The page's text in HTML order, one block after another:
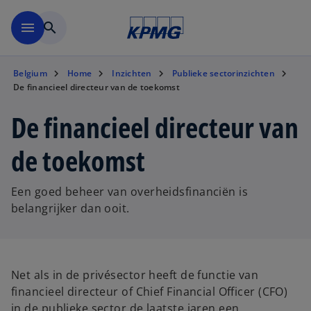
menu search
Belgium Home Inzichten
Publieke sectorinzichten
De financieel directeur van de toekomst
De financieel directeur van
de toekomst
Een goed beheer van overheidsfinanciën is
belangrijker dan ooit.
Net als in de privésector heeft de functie van
financieel directeur of Chief Financial Officer (CFO)